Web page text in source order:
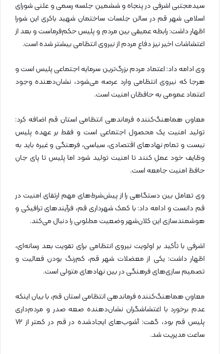
سیدمجتبی اشرفی در پنجاه و ششمین جلسه رسمی و علنی شورای
اسلامی شهر قم در سالن جلسات ساختمان شهید باکری این شورا
اظهار داشت: رابطه عمیقی بین مردم و پلیس حکم‌فرماست و بعد از
اغتشاشات اخیر نیز دفاع مردم از نیروی انتظامی بیشتر شده است.
وی ادامه داد: اعتماد مردم بزرگ‌ترین سرمایه اجتماعی پلیس است و
هرجا که نیروی انتظامی وارد عرصه می‌شود، نشان‌دهنده وجود
اعتماد عمومی به حافظان امنیت است.
معاون هماهنگ‌کننده فرماندهی انتظامی استان قم اضافه کرد:
تولید امنیت یک محصول اجتماعی است و فقط بر عهده پلیس
نیست و تمام نهادهای اقتصادی، سیاسی، فرهنگی و غیره باید به
وظایف خود عمل کنند تا امنیت تولید شود اما پلیس تا پای جان
حافظ امنیت جامعه است.
وی تعامل بین دستگاهی را از پیش‌شرط‌های مهم ارتقای امنیت در
قم دانست و ادامه داد: با کمک شهرداری قم، فرآیندهای ترافیکی و
هوشمندسازی این کلان‌شهر وضعیت مطلوبی را دنبال می‌کند.
اشرفی با تأکید بر اولویت نیروی انتظامی برای تقویت بعد رسانه‌ای،
اظهار داشت: یکی از معضلات شهر قم، کم‌رنگ بودن فعالیت و
تصمیم سازی‌های فرهنگی در بین نهادهای متولی است.
معاون هماهنگ‌کننده فرماندهی انتظامی استان قم، با بیان اینکه
عدم برخورد با اغتشاشگران نشان‌دهنده صعه صدر و مردم‌داری
پلیس قم بود، گفت: آشوب‌های ایجادشده در قم در کمتر از ۷۲
ساعت مدیریت شد.